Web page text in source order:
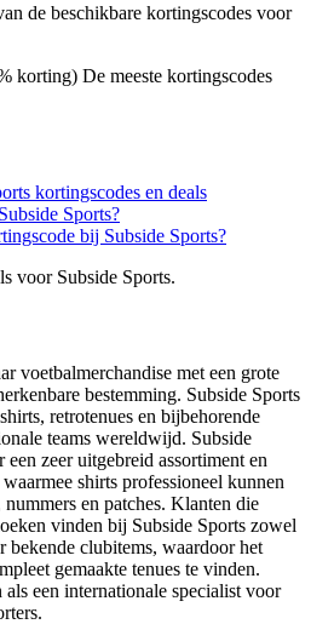
de beschikbare kortingscodes voor
korting) De meeste kortingscodes
kortingscodes en deals
Sports?
bij Subside Sports?
voor Subside Sports.
voetbalmerchandise met een grote
bestemming. Subside Sports
retrotenues en bijbehorende
teams wereldwijd. Subside
zeer uitgebreid assortiment en
shirts professioneel kunnen
en patches. Klanten die
vinden bij Subside Sports zowel
bekende clubitems, waardoor het
gemaakte tenues te vinden.
een internationale specialist voor